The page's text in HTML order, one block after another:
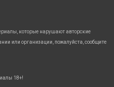
которые нарушают авторские
или организации, пожалуйста, сообщите
18+!